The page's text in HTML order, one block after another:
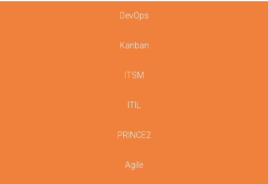
DevOps
Kanban
ITSM
ITIL
PRINCE2
Agile